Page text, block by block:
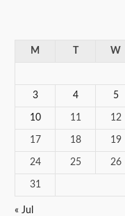
M T W
3 4 5
10 11 12
17 18 19
24 25 26
31
« Jul